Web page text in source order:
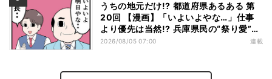
うちの地元だけ!? 都道府県あるある 第
20回 【漫画】「いよいよやな…」仕事
より優先は当然!? 兵庫県民の“祭り愛”が
熱すぎた
2026/08/05 07:00 連載